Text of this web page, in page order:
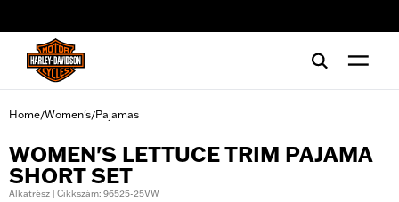
Home/Women's/Pajamas
WOMEN'S LETTUCE TRIM PAJAMA
SHORT SET
Alkatrész | Cikkszám: 96525-25VW